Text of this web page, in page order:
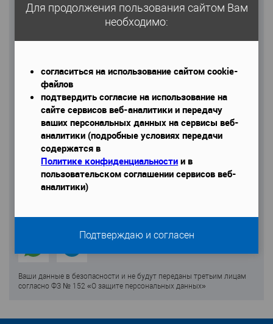
Телефон *
Даю согласие на обработку моих персональных данных
Ваши данные в безопасности и не будут переданы третьим лицам
согласно ФЗ № 152 «О защите персональных данных»
Для продолжения пользования сайтом Вам
необходимо:
согласиться на использование сайтом cookie-
файлов
подтвердить согласие на использование на
сайте сервисов веб-аналитики и передачу
ваших персональных данных на сервисы веб-
аналитики (подробные условиях передачи
содержатся в
Политике конфиденциальности и в
пользовательском соглашении сервисов веб-
аналитики)
Подтверждаю и согласен